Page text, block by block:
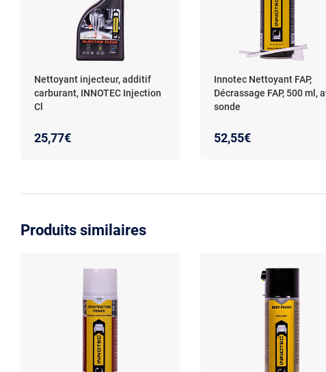
Nettoyant injecteur, additif
carburant, INNOTEC Injection
Cl
25,77€
Innotec Nettoyant FAP,
Décrassage FAP, 500 ml,
sonde
52,55€
Produits similaires